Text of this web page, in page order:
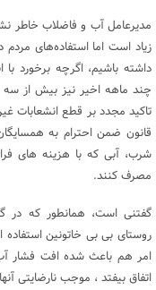
مدیرعامل آب و فاضلاب خاطر
زیاد است اما استفاده‌های
داشته باشیم، اگرچه برخورد
چند ماهه اخیر نیز بیش از سه
تاکید مجدد بر قطع انشعابات
قانون ضمن احترام به
شرب، آبی که با هزینه های
مصرف کنند.
گفتنی است، همانطور که
روستای بی بی خاتونین
امر هم باعث شده افت فشار
اتفاق بیفتد ، موجب نارضایتی